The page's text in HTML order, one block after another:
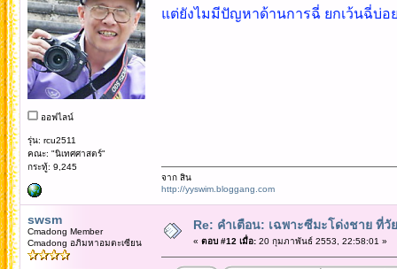
ออฟไลน์
รุ่น: rcu2511
คณะ: "นิเทศศาสตร์"
กระทู้: 9,245
แต่ยังไมมีปัญหาด้านการฉี่ ยกเว้นฉี่บ่อ
จาก สิน
http://yyswim.bloggang.com
swsm
Cmadong Member
Cmadong อภิมหาอมตะเซียน
Re: คำเตือน: เฉพาะซีมะโด่งชาย ที่
« ตอบ #12 เมื่อ:20 กุมภาพันธ์ 2553, 22:58:01 »